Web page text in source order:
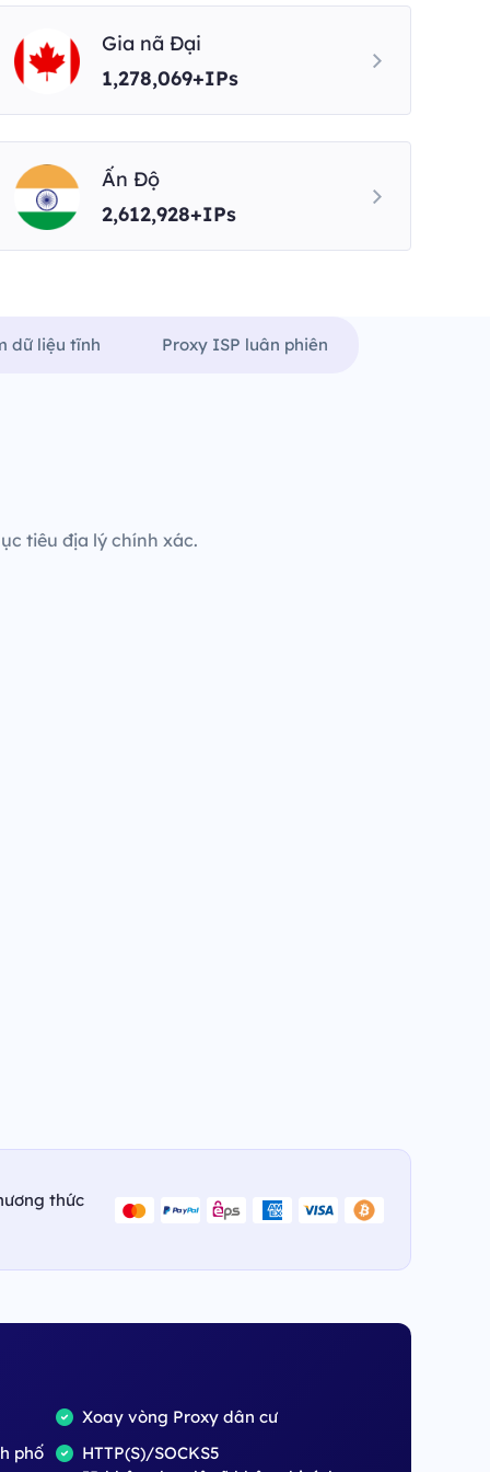
Gia nã Đại
1,278,069+IPs
Ấn Độ
2,612,928+IPs
dữ liệu tĩnh Proxy ISP luân phiên
tiêu địa lý chính xác.
thức
Xoay vòng Proxy dân cư
phố
HTTP(S)/SOCKS5